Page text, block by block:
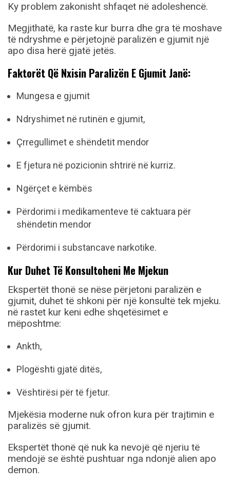
Ky problem zakonisht shfaqet në adoleshencë.
Megjithatë, ka raste kur burra dhe gra të moshave
të ndryshme e përjetojnë paralizën e gjumit një
apo disa herë gjatë jetës.
Faktorët Që Nxisin Paralizën E Gjumit Janë:
Mungesa e gjumit
Ndryshimet në rutinën e gjumit,
Çrregullimet e shëndetit mendor
E fjetura në pozicionin shtrirë në kurriz.
Ngërçet e këmbës
Përdorimi i medikamenteve të caktuara për
shëndetin mendor
Përdorimi i substancave narkotike.
Kur Duhet Të Konsultoheni Me Mjekun
Ekspertët thonë se nëse përjetoni paralizën e
gjumit, duhet të shkoni për një konsultë tek mjeku.
në rastet kur keni edhe shqetësimet e
mëposhtme:
Ankth,
Plogështi gjatë ditës,
Vështirësi për të fjetur.
Mjekësia moderne nuk ofron kura për trajtimin e
paralizës së gjumit.
Ekspertët thonë që nuk ka nevojë që njeriu të
mendojë se është pushtuar nga ndonjë alien apo
demon.